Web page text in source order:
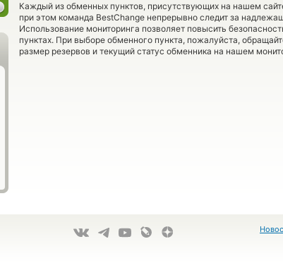
Каждый из обменных пунктов, присутствующих на нашем
при этом команда BestChange непрерывно следит за
Использование мониторинга позволяет повысить
пунктах. При выборе обменного пункта, пожалуйста,
размер резервов и текущий статус обменника на нашем